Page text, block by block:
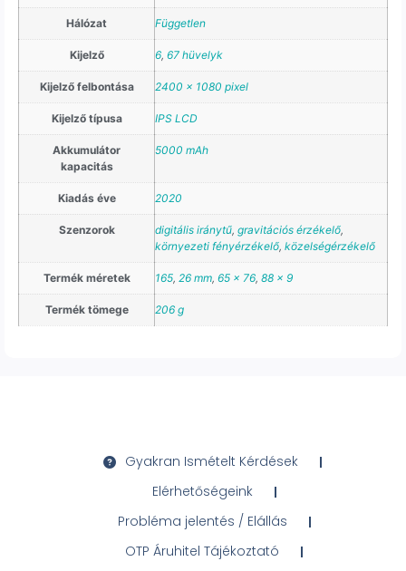
Hálózat Független
Kijelző 6, 67 hüvelyk
Kijelző felbontása 2400 x 1080 pixel
Kijelző típusa IPS LCD
Akkumulátor
kapacitás
5000 mAh
Kiadás éve 2020
Szenzorok digitális iránytű, gravitációs érzékelő,
környezeti fényérzékelő, közelségérzékelő
Termék méretek 165, 26 mm, 65 x 76, 88 x 9
Termék tömege 206 g
Gyakran Ismételt Kérdések
Elérhetőségeink
Probléma jelentés / Elállás
OTP Áruhitel Tájékoztató